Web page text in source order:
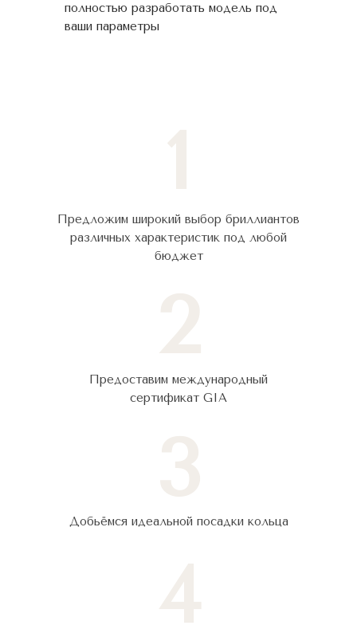
полностью разработать модель под
ваши параметры
Предложим широкий выбор бриллиантов
различных характеристик под любой
бюджет
Предоставим международный
сертификат GIA
Добьёмся идеальной посадки кольца